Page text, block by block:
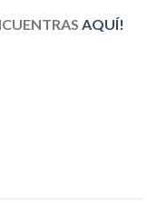
AQUÍ!